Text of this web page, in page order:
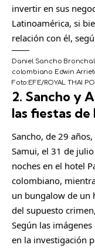
invertir en sus
Latinoamérica, si
relación con él,
Daniel Sancho
colombiano Edwin
Foto:EFE/ROYAL THAI
C
o
p
a
r
t
i
r
2. Sancho y
las fiestas de
Sancho, de 29
Samui, el 31 de
noches en el hotel
colombiano,
un bungalow de un
del supuesto
Según las
en la investigación